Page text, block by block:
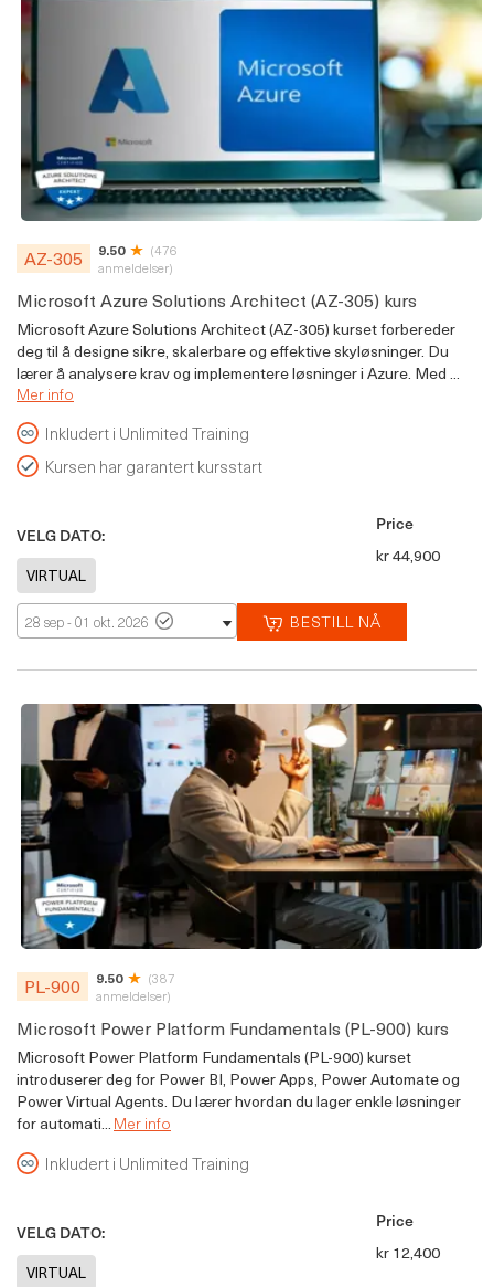
AZ-305 9.50
(476
anmeldelser)
Microsoft Azure Solutions Architect (AZ-305) kurs
Microsoft Azure Solutions Architect (AZ-305) kurset forbereder
deg til å designe sikre, skalerbare og effektive skyløsninger. Du
lærer å analysere krav og implementere løsninger i Azure. Med ...
Mer info
Inkludert i Unlimited Training
Kursen har garantert kursstart
VELG DATO:
28 sep - 01 okt. 2026 BESTILL NÅ
Price
kr 44,900
PL-900 9.50
(387
anmeldelser)
Microsoft Power Platform Fundamentals (PL-900) kurs
Microsoft Power Platform Fundamentals (PL-900) kurset
introduserer deg for Power BI, Power Apps, Power Automate og
Power Virtual Agents. Du lærer hvordan du lager enkle løsninger
for automati...Mer info
Inkludert i Unlimited Training
VELG DATO:
Price
kr 12,400